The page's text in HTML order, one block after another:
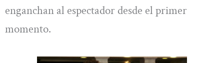
enganchan al espectador desde el primer
momento.